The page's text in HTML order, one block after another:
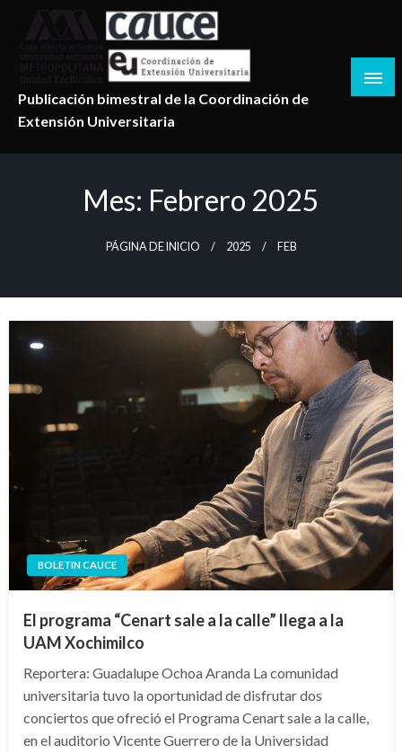
Publicación bimestral de la Coordinación de
Extensión Universitaria
Mes: Febrero 2025
PÁGINA DE INICIO 2025 FEB
BOLETIN CAUCE
El programa “Cenart sale a la calle” llega a la
UAM Xochimilco
Reportera: Guadalupe Ochoa Aranda La comunidad
universitaria tuvo la oportunidad de disfrutar dos
conciertos que ofreció el Programa Cenart sale a la calle,
en el auditorio Vicente Guerrero de la Universidad